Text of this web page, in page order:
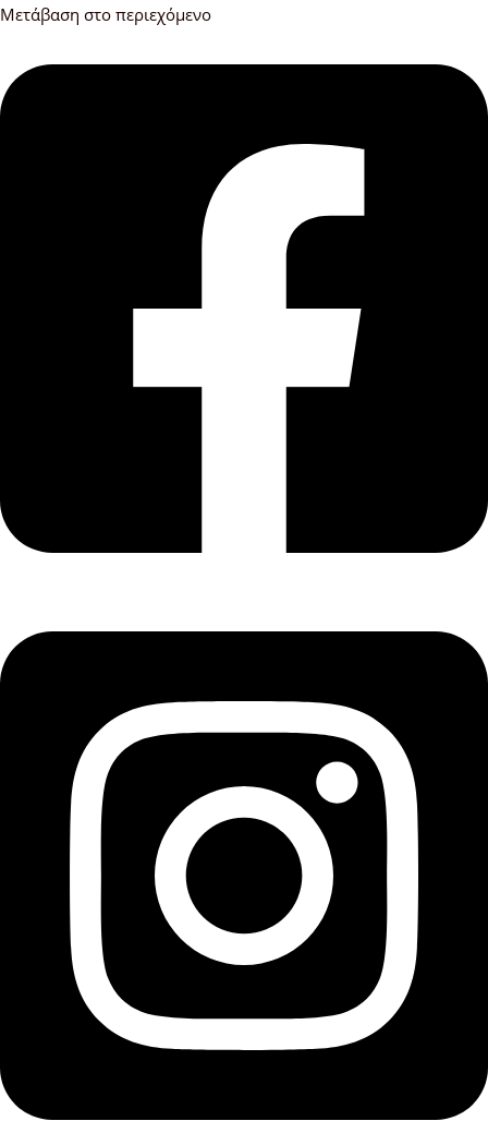
Μετάβαση στο περιεχόμενο